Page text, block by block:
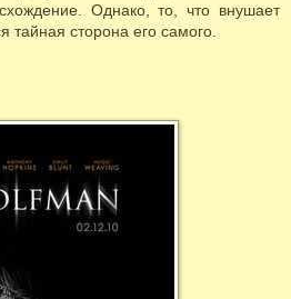
Однако, то, что внушает
тайная сторона его самого.